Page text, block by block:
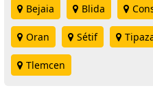
Bejaia Blida
Oran Sétif
Tlemcen